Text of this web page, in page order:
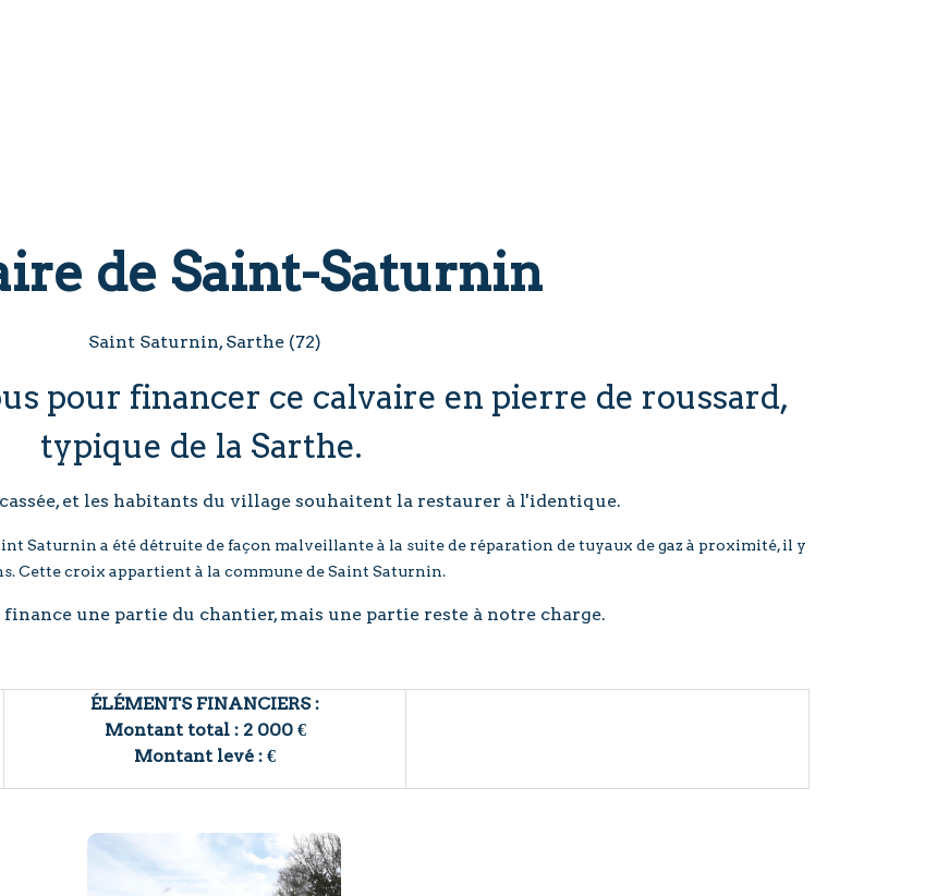
de Saint-Saturnin
Saint Saturnin, Sarthe (72)
pour financer ce calvaire en pierre de roussard,
typique de la Sarthe.
et les habitants du village souhaitent la restaurer à l'identique.
Saturnin a été détruite de façon malveillante à la suite de réparation de tuyaux de gaz à proximité, il y
Cette croix appartient à la commune de Saint Saturnin.
une partie du chantier, mais une partie reste à notre charge.
ÉLÉMENTS FINANCIERS :
Montant total : 2 000 €
Montant levé : €